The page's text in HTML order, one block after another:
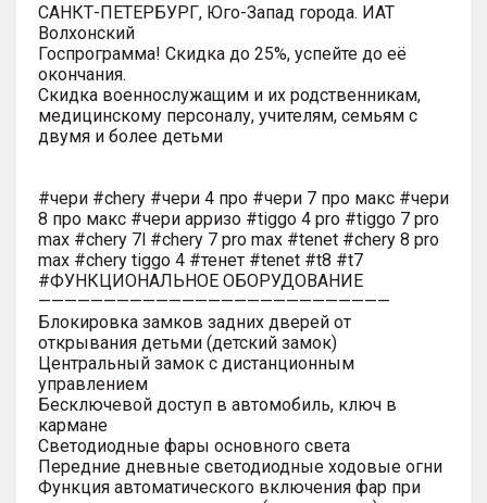
САНКТ-ПЕТЕРБУРГ, Юго-Запад города. ИАТ
Волхонский
Госпрограмма! Скидка до 25%, успейте до её
окончания.
Скидка военнослужащим и их родственникам,
медицинскому персоналу, учителям, семьям с
двумя и более детьми
#чери #chery #чери 4 про #чери 7 про макс #чери
8 про макс #чери арризо #tiggo 4 pro #tiggo 7 pro
max #chery 7l #chery 7 pro max #tenet #chery 8 pro
max #chery tiggo 4 #тенет #tenet #t8 #t7
#ФУНКЦИОНАЛЬНОЕ ОБОРУДОВАНИЕ
———————————————————————————
Блокировка замков задних дверей от
открывания детьми (детский замок)
Центральный замок с дистанционным
управлением
Бесключевой доступ в автомобиль, ключ в
кармане
Светодиодные фары основного света
Передние дневные светодиодные ходовые огни
Функция автоматического включения фар при